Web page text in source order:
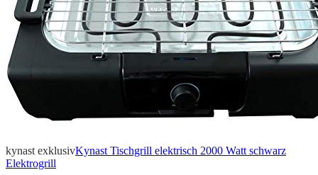
kynast exklusivKynast Tischgrill elektrisch 2000 Watt schwarz
Elektrogrill